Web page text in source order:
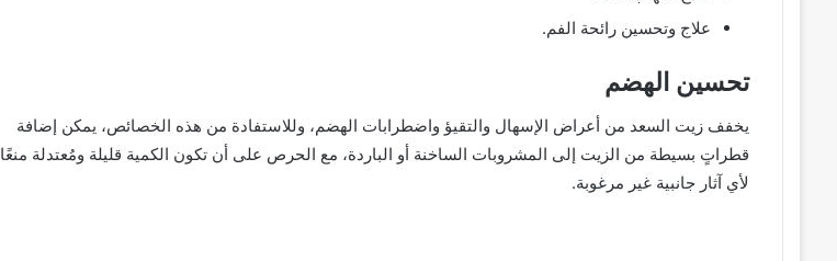
علاج وتحسين رائحة الفم.
تحسين الهضم
يخفف زيت السعد من أعراض الإسهال والتقيؤ واضطرابات الهضم، وللاستفادة من هذه الخصائص، يمكن إضافة
قطراتٍ بسيطة من الزيت إلى المشروبات الساخنة أو الباردة، مع الحرص على أن تكون الكمية قليلة ومُعتدلة منعًا
لأي آثار جانبية غير مرغوبة.